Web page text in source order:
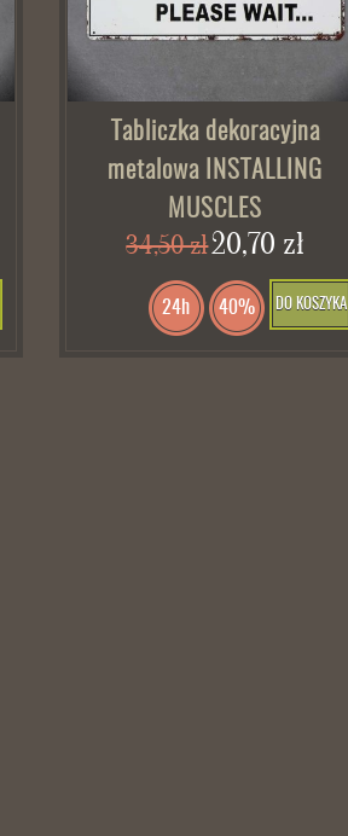
Tabliczka dekoracyjna
metalowa INSTALLING
MUSCLES
34,50 zł20,70 zł
DO KOSZYKA
24h 40%